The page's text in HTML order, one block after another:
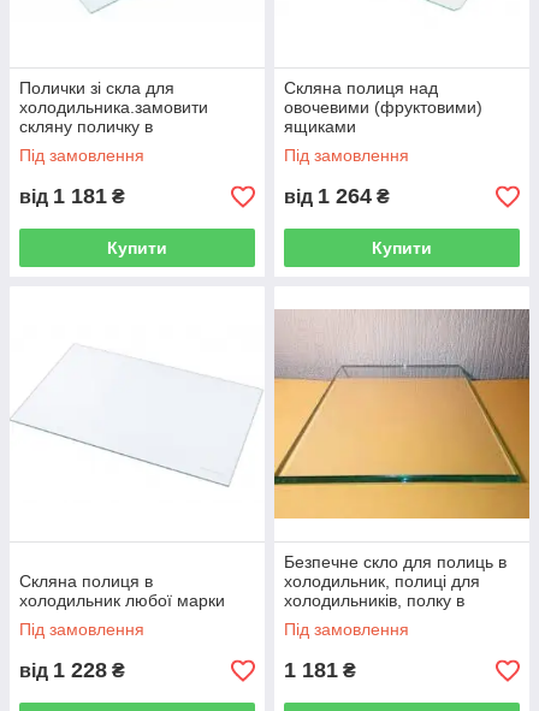
Полички зі скла для
холодильника.замовити
скляну поличку в
холодильник.
Під замовлення
від 1 181 ₴
Купити
Скляна полиця над
овочевими (фруктовими)
ящиками
Під замовлення
від 1 264 ₴
Купити
Скляна полиця в
холодильник любої марки
Під замовлення
від 1 228 ₴
Безпечне скло для полиць в
холодильник, полиці для
холодильників, полку в
холодильник
Під замовлення
1 181 ₴